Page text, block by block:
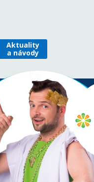
Aktuality
a návody